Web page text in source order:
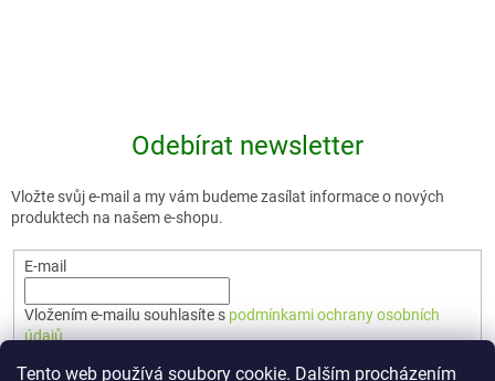
Tento web používá soubory cookie. Dalším procházením
Odebírat newsletter
Vložte svůj e-mail a my vám budeme zasílat informace o nových
produktech na našem e-shopu.
E-mail
Vložením e-mailu souhlasíte s podmínkami ochrany osobních
údajů